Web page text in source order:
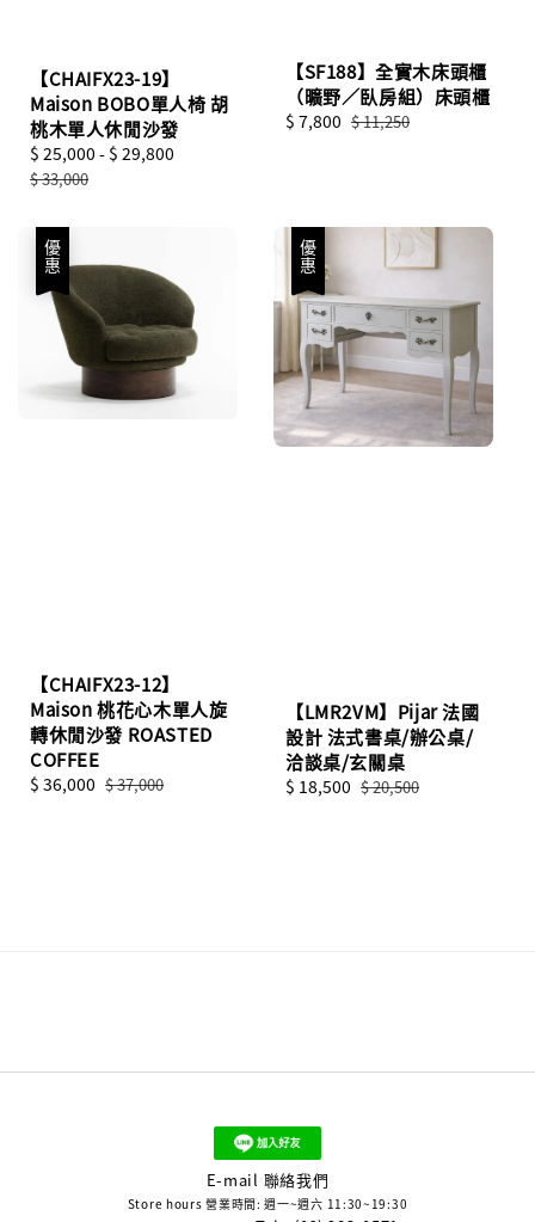
【CHAIFX23-19】
Maison BOBO單人椅 胡
桃木單人休閒沙發
Sale
price
$ 25,000 - $ 29,800
$ 33,000
【SF188】全實木床頭櫃
（曠野／臥房組）床頭櫃
Sale
$ 7,800 Regular
$ 11,250
優惠
【CHAIFX23-12】
Maison 桃花心木單人旋
轉休閒沙發 ROASTED
COFFEE
Sale
$ 36,000 Regular
$ 37,000
優惠
【LMR2VM】Pijar 法國
設計 法式書桌/辦公桌/
洽談桌/玄關桌
Sale
$ 18,500 Regular
$ 20,500
E-mail 聯絡我們
Store hours 營業時間: 週一~週六 11:30~19:30